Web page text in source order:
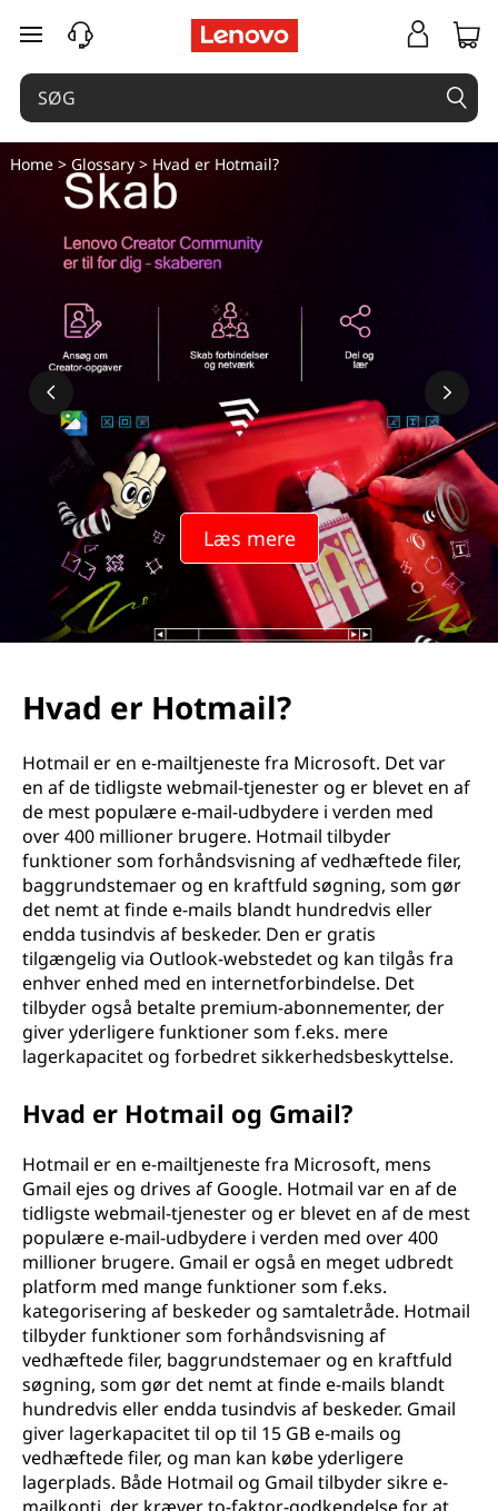
spring til hovedindhold
Læs mere
Home> Glossary> Hvad er Hotmail?
Hvad er Hotmail?
Hotmail er en e-mailtjeneste fra Microsoft. Det var
en af de tidligste webmail-tjenester og er blevet en af
de mest populære e-mail-udbydere i verden med
over 400 millioner brugere. Hotmail tilbyder
funktioner som forhåndsvisning af vedhæftede filer,
baggrundstemaer og en kraftfuld søgning, som gør
det nemt at finde e-mails blandt hundredvis eller
endda tusindvis af beskeder. Den er gratis
tilgængelig via Outlook-webstedet og kan tilgås fra
enhver enhed med en internetforbindelse. Det
tilbyder også betalte premium-abonnementer, der
giver yderligere funktioner som f.eks. mere
lagerkapacitet og forbedret sikkerhedsbeskyttelse.
Hvad er Hotmail og Gmail?
Hotmail er en e-mailtjeneste fra Microsoft, mens
Gmail ejes og drives af Google. Hotmail var en af de
tidligste webmail-tjenester og er blevet en af de mest
populære e-mail-udbydere i verden med over 400
millioner brugere. Gmail er også en meget udbredt
platform med mange funktioner som f.eks.
kategorisering af beskeder og samtaletråde. Hotmail
tilbyder funktioner som forhåndsvisning af
vedhæftede filer, baggrundstemaer og en kraftfuld
søgning, som gør det nemt at finde e-mails blandt
hundredvis eller endda tusindvis af beskeder. Gmail
giver lagerkapacitet til op til 15 GB e-mails og
vedhæftede filer, og man kan købe yderligere
lagerplads. Både Hotmail og Gmail tilbyder sikre e-